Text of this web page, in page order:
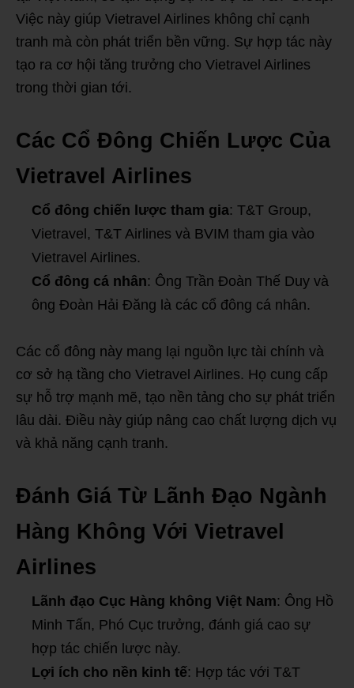
Việc này giúp Vietravel Airlines không chỉ cạnh
tranh mà còn phát triển bền vững. Sự hợp tác này
tạo ra cơ hội tăng trưởng cho Vietravel Airlines
trong thời gian tới.
Các Cổ Đông Chiến Lược Của
Vietravel Airlines
Cổ đông chiến lược tham gia: T&T Group,
Vietravel, T&T Airlines và BVIM tham gia vào
Vietravel Airlines.
Cổ đông cá nhân: Ông Trần Đoàn Thế Duy và
ông Đoàn Hải Đăng là các cổ đông cá nhân.
Các cổ đông này mang lại nguồn lực tài chính và
cơ sở hạ tầng cho Vietravel Airlines. Họ cung cấp
sự hỗ trợ mạnh mẽ, tạo nền tảng cho sự phát triển
lâu dài. Điều này giúp nâng cao chất lượng dịch vụ
và khả năng cạnh tranh.
Đánh Giá Từ Lãnh Đạo Ngành
Hàng Không Với Vietravel
Airlines
Lãnh đạo Cục Hàng không Việt Nam: Ông Hồ
Minh Tấn, Phó Cục trưởng, đánh giá cao sự
hợp tác chiến lược này.
Lợi ích cho nền kinh tế: Hợp tác với T&T